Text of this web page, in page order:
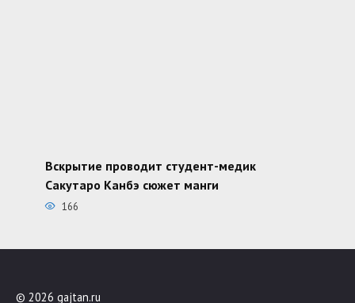
Вскрытие проводит студент-медик
Сакутаро Канбэ сюжет манги
166
© 2026 gajtan.ru